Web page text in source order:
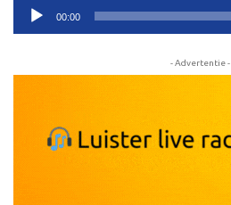
Audiospeler
00:00
- Advertentie -